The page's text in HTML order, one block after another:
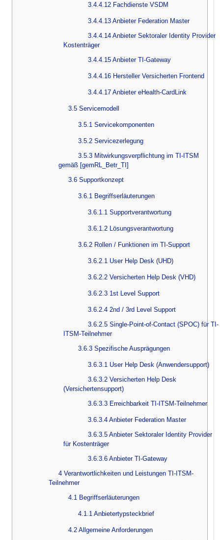
3.4.4.12 Fachdienste VSDM
3.4.4.13 Anbieter Federation Master
3.4.4.14 Anbieter Sektoraler Identity Provider
Kostenträger
3.4.4.15 Anbieter TI-Gateway
3.4.4.16 Hersteller Versicherten Frontend
3.4.4.17 Anbieter eHealth-CardLink
3.5 Servicemodell
3.5.1 Servicekomponenten
3.5.2 Servicezerlegung
3.5.3 Mitwirkungsverpflichtung im TI-ITSM
gemäß [gemRL_Betr_TI]
3.6 Supportkonzept
3.6.1 Begriffserläuterungen
3.6.1.1 Supportverantwortung
3.6.1.2 Lösungsverantwortung
3.6.2 Rollen / Funktionen im TI-Support
3.6.2.1 User Help Desk (UHD)
3.6.2.2 Versicherten Help Desk (VHD)
3.6.2.3 1st Level Support
3.6.2.4 2nd / 3rd Level Support
3.6.2.5 Single-Point-of-Contact (SPOC) für TI-
ITSM-Teilnehmer
3.6.3 Spezifische Ausprägungen
3.6.3.1 User Help Desk (Anwendersupport)
3.6.3.2 Versicherten Help Desk
(Versichertensupport)
3.6.3.3 Erreichbarkeit TI-ITSM-Teilnehmer
3.6.3.4 Anbieter Federation Master
3.6.3.5 Anbieter Sektoraler Identity Provider
für Kostenträger
3.6.3.6 Anbieter TI-Gateway
4 Verantwortlichkeiten und Leistungen TI-ITSM-
Teilnehmer
4.1 Begriffserläuterungen
4.1.1 Anbietertypsteckbrief
4.2 Allgemeine Anforderungen